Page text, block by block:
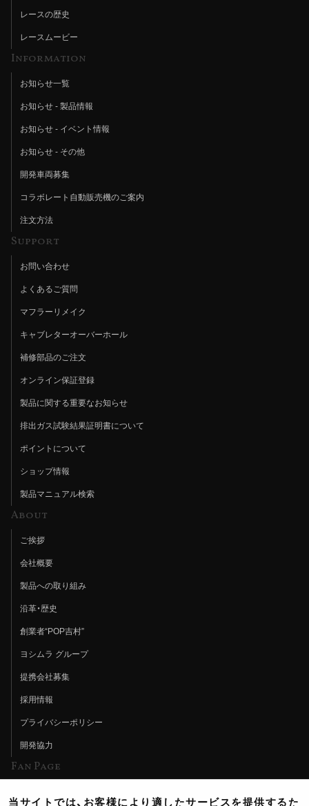
レースの歴史
レースムービー
Information
お知らせ一覧
お知らせ - 製品情報
お知らせ - イベント情報
お知らせ - その他
開発車両募集
コラボレート自動販売機のご案内
注文方法
Support
お問い合わせ
よくあるご質問
マフラーリメイク
キャブレターオーバーホール
補修部品のご注文
オンライン保証登録
製品に関する重要なお知らせ
排出ガス試験結果証明書について
ポイントについて
ショップ情報
製品マニュアル検索
About
ご挨拶
会社概要
製品への取り組み
沿革・歴史
創業者“POP吉村”
ヨシムラ グループ
提携会社募集
採用情報
プライバシーポリシー
開発協力
Fan Page
当サイトでは、お客様により適したサービスを提供するた